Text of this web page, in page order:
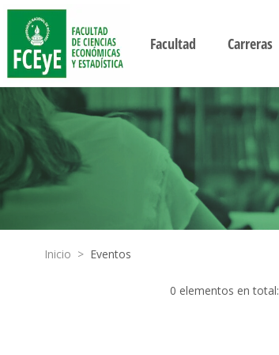
Facultad Carreras
Inicio > Eventos
0 elementos en total: